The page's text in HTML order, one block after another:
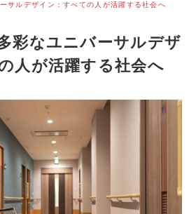
サルデザイン：すべての人が活躍する社会へ
彩なユニバーサルデザ
人が活躍する社会へ